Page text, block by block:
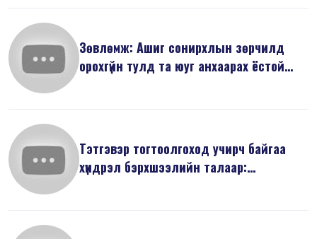
Зөвлөмж: Ашиг сонирхлын зөрчилд
орохгүйн тулд та юуг анхаарах ёстой
Тэтгэвэр тогтоолгоход учирч байгаа
хүндрэл бэрхшээлийн талаар: